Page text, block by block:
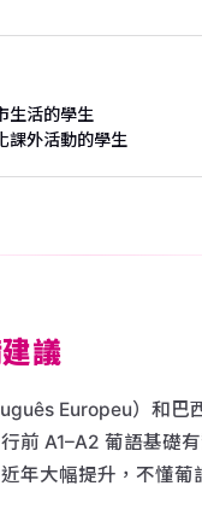
生活的學生
課外活動的學生
議
Europeu）和巴
前 A1–A2 葡語基礎
年大幅提升，不懂葡